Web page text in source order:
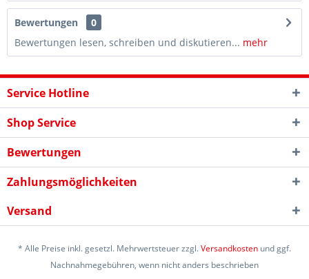
Bewertungen
0
Bewertungen lesen, schreiben und diskutieren... mehr
Service Hotline
Shop Service
Bewertungen
Zahlungsmöglichkeiten
Versand
* Alle Preise inkl. gesetzl. Mehrwertsteuer zzgl.Versandkosten und ggf.
Nachnahmegebühren, wenn nicht anders beschrieben